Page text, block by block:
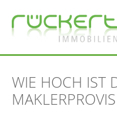
WIE HOCH IST